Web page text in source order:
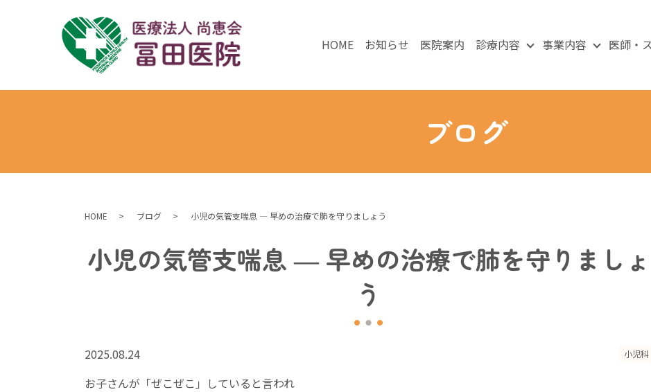
HOME お知らせ 医院案内 診療内容 事業内容 医師・
ブログ
HOME ブログ 小児の気管支喘息 ― 早めの治療で肺を守りましょう
小児の気管支喘息 ― 早めの治療で肺を守りましょ
う
2025.08.24 小児科
お子さんが「ぜこぜこ」していると言われ